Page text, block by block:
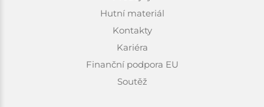
Hutní materiál
Kontakty
Kariéra
Finanční podpora EU
Soutěž